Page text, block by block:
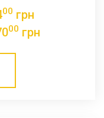
00 грн
00 грн